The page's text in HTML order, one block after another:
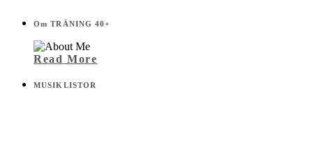
Om TRÄNING 40+
Read More
MUSIKLISTOR